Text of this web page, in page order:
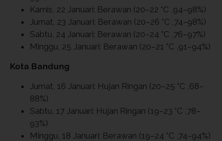
Kamis, 22 Januari: Berawan (20–22 °C ,94–98%)
Jumat, 23 Januari: Berawan (20–26 °C ,74–98%)
Sabtu, 24 Januari: Berawan (20–24 °C ,76–97%)
Minggu, 25 Januari: Berawan (20–21 °C ,91–94%)
Kota Bandung
Jumat, 16 Januari: Hujan Ringan (20–25 °C ,68–
88%)
Sabtu, 17 Januari: Hujan Ringan (19–23 °C ,78–
93%)
Minggu, 18 Januari: Berawan (19–24 °C ,74–94%)